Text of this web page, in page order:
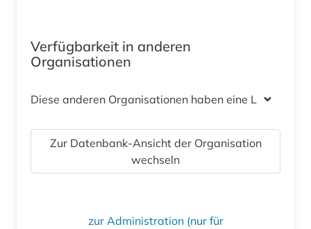
Verfügbarkeit in anderen
Organisationen
Diese anderen Organisationen haben eine Lizenz
Zur Datenbank-Ansicht der Organisation
wechseln
zur Administration (nur für